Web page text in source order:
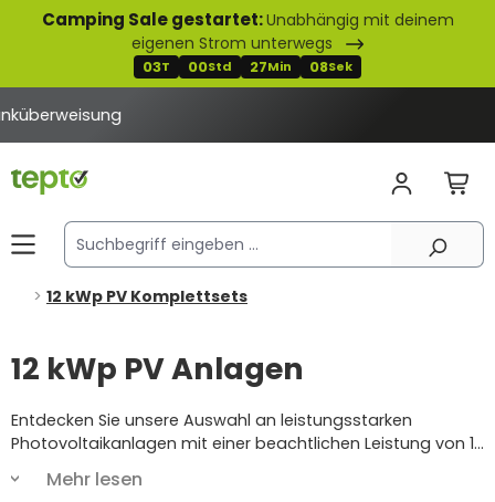
springen
Camping Sale gestartet:Unabhängig mit deinem
eigenen Strom unterwegs
03T 00Std 27Min 08Sek
12 kWp PV Komplettsets
12 kWp PV Anlagen
Entdecken Sie unsere Auswahl an leistungsstarken
Photovoltaikanlagen mit einer beachtlichen Leistung von 12
Kilowatt peak (kWp). Diese Anlagen sind darauf
ausgerichtet, Ihren Energiebedarf zuverlässig zu decken,
Mehr lesen